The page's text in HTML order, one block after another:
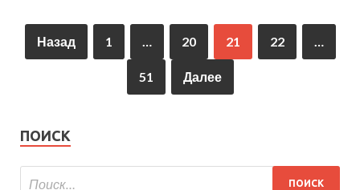
Назад 1 20 21 22
51 Далее
ПОИСК